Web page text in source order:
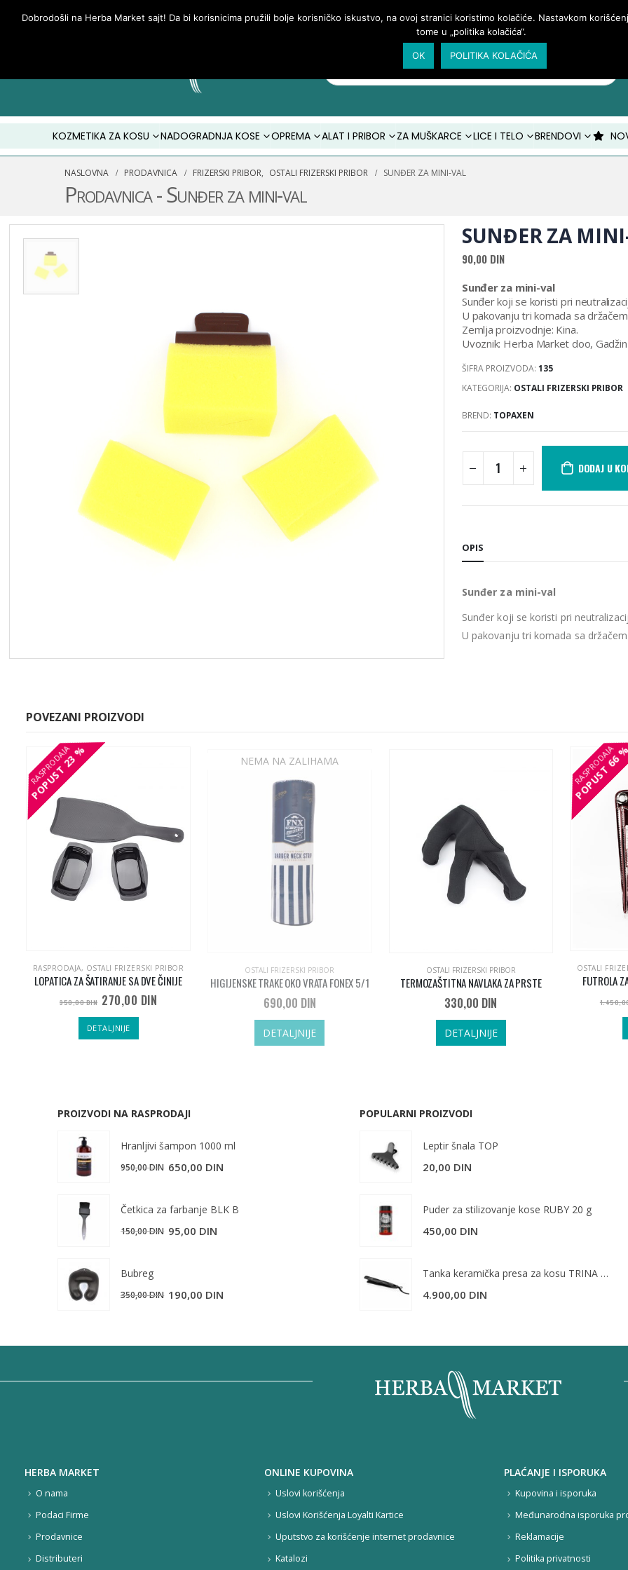
KOZMETIKA ZA KOSU NADOGRADNJA KOSE OPREMA ALAT I PRIBOR ZA MUŠKARCE LICE I TELO BRENDOVI
NASLOVNA PRODAVNICA FRIZERSKI PRIBOR, OSTALI FRIZERSKI PRIBOR SUNĐER ZA MINI-VAL
Prodavnica - Sunđer za mini-val
SUNĐER ZA
90,00 DIN
Sunđer za mini-val
Sunđer koji se koristi pri
U pakovanju tri komada sa
Zemlja proizvodnje: Kina.
Uvoznik: Herba Market doo,
ŠIFRA PROIZVODA: 135
KATEGORIJA: OSTALI FRIZERSKI PRIBOR
BREND: TOPAXEN
DODAJ U
OPIS
Sunđer za mini-val
Sunđer koji se koristi pri
U pakovanju tri komada sa držačem.
POVEZANI PROIZVODI
POPUST
23 %
POPUST
23 %
RASPRODAJA, OSTALI FRIZERSKI PRIBOR
LOPATICA ZA ŠATIRANJE SA DVE ČINIJE
350,00DIN Originalna
cena
je
bila:
350,00 DIN.
270,00 DIN
DETALJNIJE
OSTALI FRIZERSKI PRIBOR
HIGIJENSKE TRAKE OKO VRATA FONEX 5/1
690,00 DIN
DETALJNIJE
OSTALI FRIZERSKI PRIBOR
TERMOZAŠTITNA NAVLAKA ZA PRSTE
330,00 DIN
DETALJNIJE
POPUST
66
POPUST
66
OSTALI
FUTROLA
PROIZVODI NA RASPRODAJI
Hranljivi šampon 1000 ml
950,00DIN Originalna
bila:
950,00 DIN.
650,00 DIN
650,00 DIN.
Četkica za farbanje BLK B
150,00DIN Originalna
150,00 DIN.
95,00 DIN
Bubreg
350,00DIN Originalna
bila:
190,00 DIN
190,00 DIN.
POPULARNI PROIZVODI
Leptir šnala TOP
20,00 DIN
Puder za stilizovanje kose RUBY 20 g
450,00 DIN
Tanka keramička presa za kosu TRINA TRNSACDZ0080
4.900,00 DIN
HERBA MARKET
O nama
Podaci Firme
Prodavnice
Distributeri
ONLINE KUPOVINA
Uslovi korišćenja
Uslovi Korišćenja Loyalti Kartice
Uputstvo za korišćenje internet prodavnice
Katalozi
PLAĆANJE I ISPORUKA
Kupovina i isporuka
Međunarodna isporuka
Reklamacije
Politika privatnosti
Dobrodošli na Herba Market sajt! Da bi korisnicima pružili bolje korisničko iskustvo, na ovoj stranici koristimo kolačiće. Nastavkom
tome u „politika kolačića“.
OK POLITIKA KOLAČIĆA